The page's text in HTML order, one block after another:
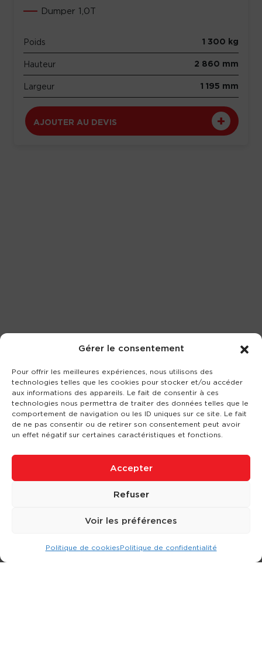
Gérer le consentement
Pour offrir les meilleures expériences, nous utilisons des
technologies telles que les cookies pour stocker et/ou accéder
aux informations des appareils. Le fait de consentir à ces
technologies nous permettra de traiter des données telles que le
comportement de navigation ou les ID uniques sur ce site. Le fait
de ne pas consentir ou de retirer son consentement peut avoir
un effet négatif sur certaines caractéristiques et fonctions.
Accepter
Refuser
Voir les préférences
Politique de cookiesPolitique de confidentialité
Dumper 1,0T
Poids 1 300 kg
Hauteur 2 860 mm
Largeur 1 195 mm
AJOUTER AU DEVIS